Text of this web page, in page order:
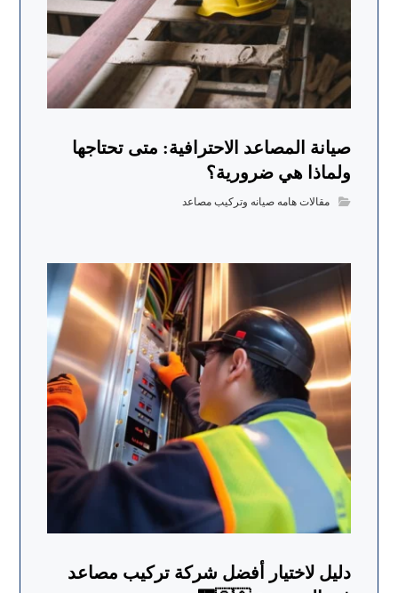
صيانة المصاعد الاحترافية: متى تحتاجها
ولماذا هي ضرورية؟
مقالات هامه صيانه وتركيب مصاعد
دليل لاختيار أفضل شركة تركيب مصاعد